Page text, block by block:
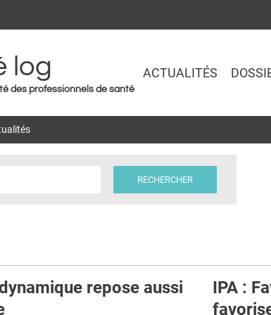
log
des professionnels de santé
ACTUALITÉS
repose aussi
IPA :